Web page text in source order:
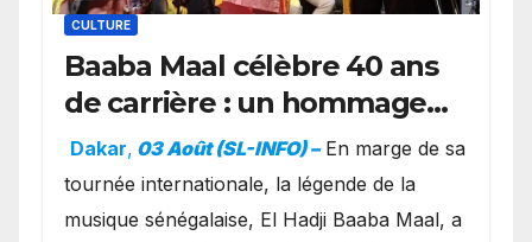
CULTURE
Baaba Maal célèbre 40 ans
de carrière : un hommage
exceptionnel à Oslo en
présence de la famille
royale.
Dakar, 03 Août (SL-INFO) – ​En marge de sa
tournée internationale, la légende de la
musique sénégalaise, El Hadji Baaba Maal, a